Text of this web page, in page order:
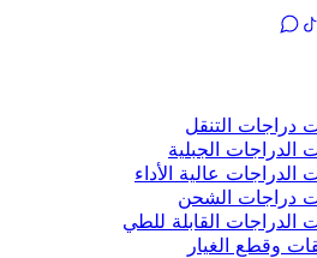
دراجات التنقل
الدراجات الجبلية
الدراجات عالية الأداء
دراجات الشحن
الدراجات القابلة للطي
وقطع الغيار